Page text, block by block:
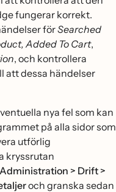
fungerar korrekt.
förSearched
Added To Cart,
, och kontrollera
att dessa händelser
nya fel som kan
på alla sidor som
utförlig
kryssrutan
Administration > Drift >
och granska sedan